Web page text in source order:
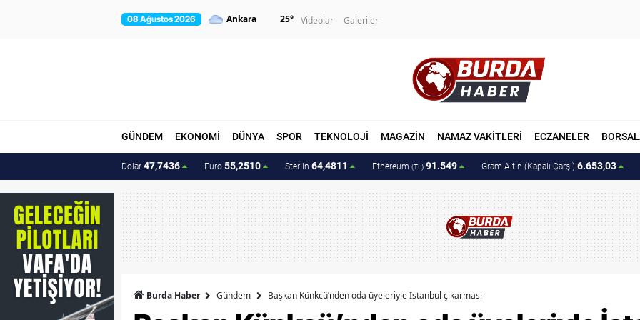
08 Ağustos 2026 25° Videolar Galeriler
GÜNDEM EKONOMİ DÜNYA SPOR TEKNOLOJİ MAGAZİN NAMAZ VAKİTLERİ ECZANELER
Dolar 47,7436 Euro 55,2510 Sterlin 64,4811 Ethereum (TL) 91.549 Gram Altın (Kapalı Çarşı) 6.653,03
Burda Haber Gündem Başkan Künkcü’nden oda üyeleriyle İstanbul çıkarması